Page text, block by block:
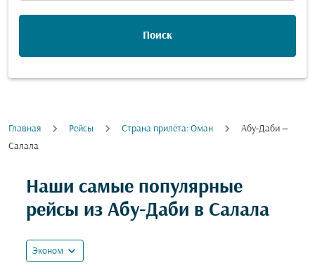
Поиск
Главная Рейсы Cтрана прилёта: Оман
Абу-Даби —
Салала
Наши самые популярные
рейсы из Абу-Даби в Салала
Эконом expand_more